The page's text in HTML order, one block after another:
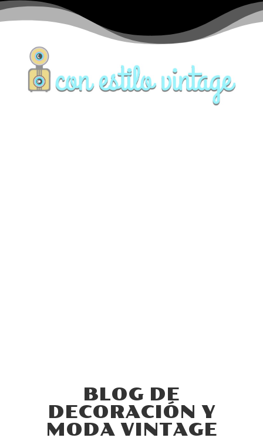
BLOG DE
DECORACIÓN Y
MODA VINTAGE